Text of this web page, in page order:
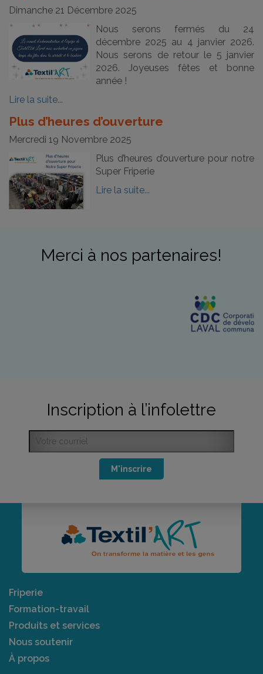
Dimanche 21 Décembre 2025
Nous serons fermés du 24
décembre 2025 au 4 janvier 2026.
Nous serons de retour le 5 janvier
2026. Joyeuses fêtes et bonne
année !
Lire la suite...
Plus d’heures d’ouverture
Mercredi 19 Novembre 2025
Plus d’heures d’ouverture pour notre
Super Friperie
Lire la suite...
Merci à nos partenaires!
Inscription à l’infolettre
M'inscrire
Friperie
Formation-travail
Produits et services
Nous soutenir
À propos